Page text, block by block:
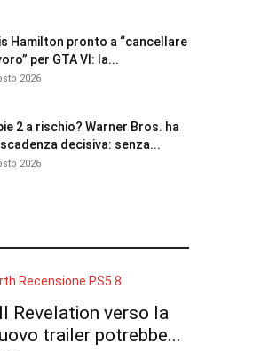
Hamilton pronto a “cancellare
per GTA VI: la...
2026
2 a rischio? Warner Bros. ha
decisiva: senza...
2026
Revelation verso la
trailer potrebbe...